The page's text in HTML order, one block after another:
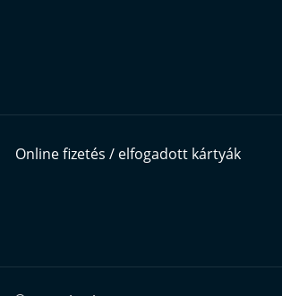
Online fizetés / elfogadott kártyák